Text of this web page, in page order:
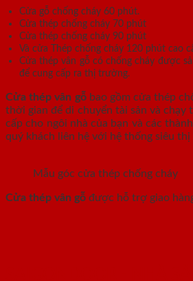
Cửa gỗ chống cháy 60 phút.
Cửa thép chống cháy 70 phút
Cửa thép chống cháy 90 phút
Và cửa Thép chống cháy 120 phút cao
Cửa thép vân gỗ có chống cháy được
để cung cấp ra thị trường.
Cửa thép vân gỗbao gồm cửa thép
thời gian để di chuyển tài sản và chạy
cấp cho ngôi nhà của bạn và các
quý khách liên hệ với hệ thống siêu
Mẫu góc cửa thép chống cháy
Cửa thép vân gỗ được hỗ trợ giao